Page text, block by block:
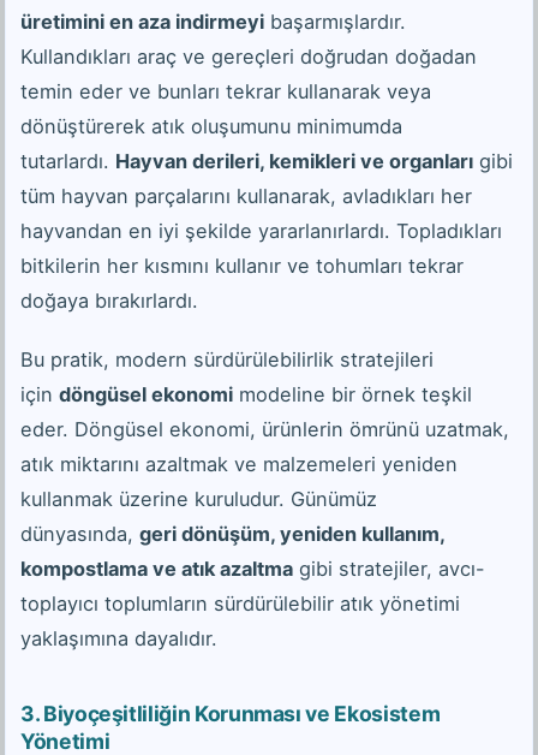
üretimini en aza indirmeyi başarmışlardır.
Kullandıkları araç ve gereçleri doğrudan doğadan
temin eder ve bunları tekrar kullanarak veya
dönüştürerek atık oluşumunu minimumda
tutarlardı. Hayvan derileri, kemikleri ve organları gibi
tüm hayvan parçalarını kullanarak, avladıkları her
hayvandan en iyi şekilde yararlanırlardı. Topladıkları
bitkilerin her kısmını kullanır ve tohumları tekrar
doğaya bırakırlardı.
Bu pratik, modern sürdürülebilirlik stratejileri
için döngüsel ekonomi modeline bir örnek teşkil
eder. Döngüsel ekonomi, ürünlerin ömrünü uzatmak,
atık miktarını azaltmak ve malzemeleri yeniden
kullanmak üzerine kuruludur. Günümüz
dünyasında, geri dönüşüm, yeniden kullanım,
kompostlama ve atık azaltma gibi stratejiler, avcı-
toplayıcı toplumların sürdürülebilir atık yönetimi
yaklaşımına dayalıdır.
3. Biyoçeşitliliğin Korunması ve Ekosistem
Yönetimi